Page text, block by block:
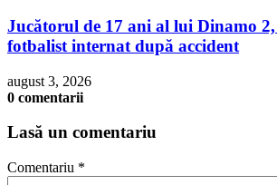
Jucătorul de 17 ani al lui Dinamo
fotbalist internat după accident
august 3, 2026
0 comentarii
Lasă un comentariu
Comentariu *